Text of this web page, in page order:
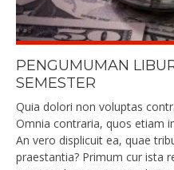
PENGUMUMAN
SEMESTER
Quia dolori non voluptas
Omnia contraria, quos etiam
An vero displicuit ea, quae
praestantia? Primum cur ista